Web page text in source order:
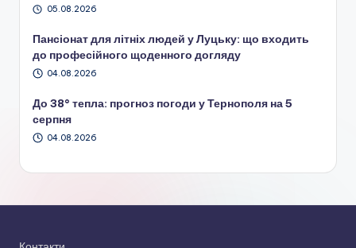
05.08.2026
Пансіонат для літніх людей у Луцьку: що входить
до професійного щоденного догляду
04.08.2026
До 38° тепла: прогноз погоди у Тернополя на 5
серпня
04.08.2026